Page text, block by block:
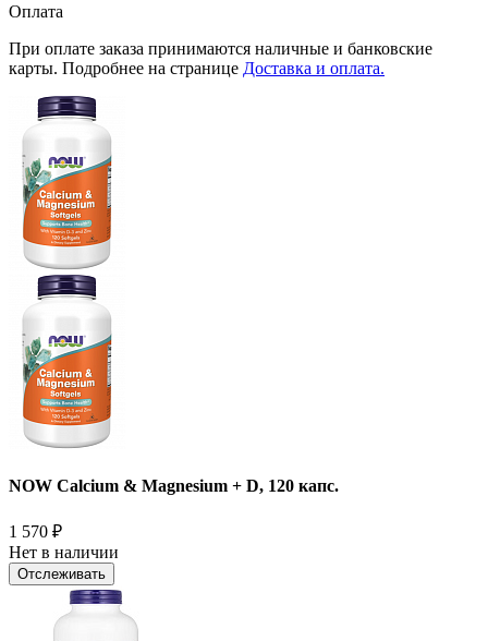
Оплата
При оплате заказа принимаются наличные и банковские
карты. Подробнее на странице Доставка и оплата.
NOW Calcium & Magnesium + D, 120 капс.
1 570 ₽
Нет в наличии
Отслеживать